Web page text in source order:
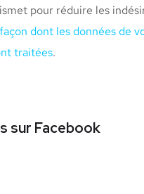
pour réduire les
dont les données de
traitées.
sur Facebook